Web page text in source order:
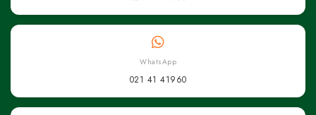
WhatsApp
021 41 41960